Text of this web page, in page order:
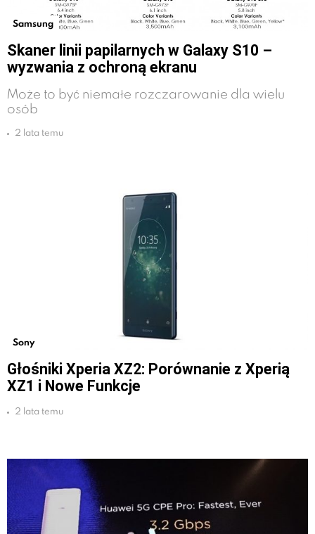
Samsung
Skaner linii papilarnych w Galaxy S10 –
wyzwania z ochroną ekranu
Może to być niemałe rozczarowanie dla wielu
osób
2 lata temu
Sony
Głośniki Xperia XZ2: Porównanie z Xperią
XZ1 i Nowe Funkcje
2 lata temu